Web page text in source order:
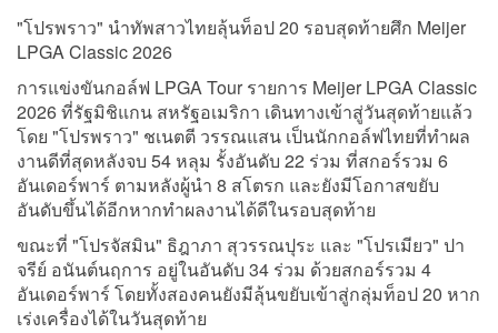
"โปรพราว" นำทัพสาวไทยลุ้นท็อป 20 รอบสุดท้ายศึก Meijer
LPGA Classic 2026
การแข่งขันกอล์ฟ LPGA Tour รายการ Meijer LPGA Classic
2026 ที่รัฐมิชิแกน สหรัฐอเมริกา เดินทางเข้าสู่วันสุดท้ายแล้ว
โดย "โปรพราว" ชเนตตี วรรณแสน เป็นนักกอล์ฟไทยที่ทำผล
งานดีที่สุดหลังจบ 54 หลุม รั้งอันดับ 22 ร่วม ที่สกอร์รวม 6
อันเดอร์พาร์ ตามหลังผู้นำ 8 สโตรก และยังมีโอกาสขยับ
อันดับขึ้นได้อีกหากทำผลงานได้ดีในรอบสุดท้าย
ขณะที่ "โปรจัสมิน" ธิฎาภา สุวรรณปุระ และ "โปรเมียว" ปา
จรีย์ อนันต์นฤการ อยู่ในอันดับ 34 ร่วม ด้วยสกอร์รวม 4
อันเดอร์พาร์ โดยทั้งสองคนยังมีลุ้นขยับเข้าสู่กลุ่มท็อป 20 หาก
เร่งเครื่องได้ในวันสุดท้าย